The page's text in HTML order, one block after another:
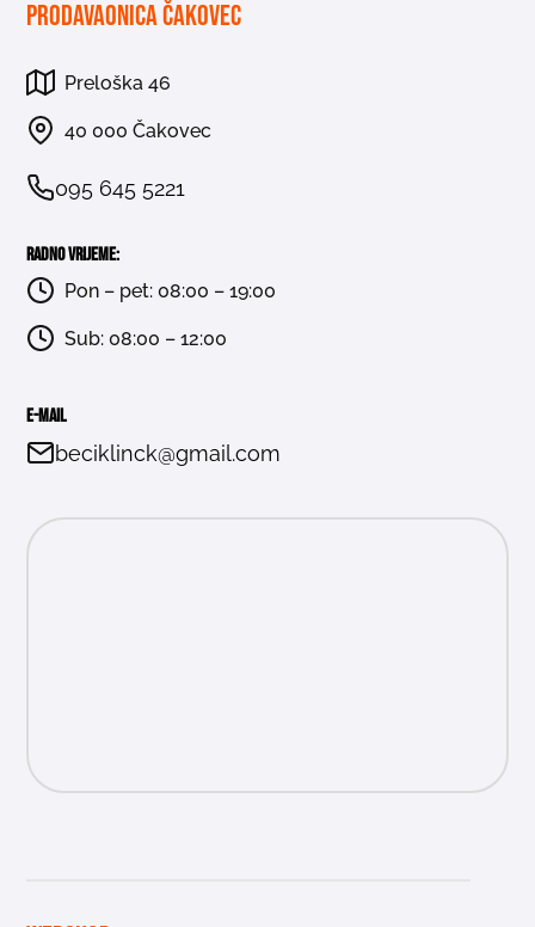
Prodavaonica Čakovec
Preloška 46
40 000 Čakovec
095 645 5221
Radno vrijeme:
Pon – pet: 08:00 – 19:00
Sub: 08:00 – 12:00
E-mail
beciklinck@gmail.com